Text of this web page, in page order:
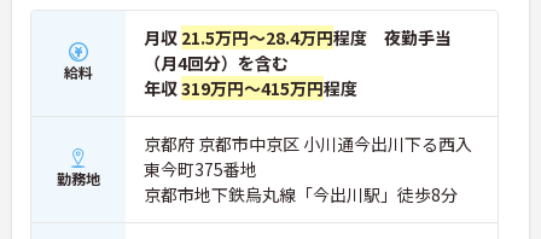
給料
月収 21.5万円～28.4万円程度 夜勤手当
（月4回分）を含む
年収319万円～415万円程度
勤務地
京都府 京都市中京区 小川通今出川下る西入
東今町375番地
京都市地下鉄烏丸線「今出川駅」徒歩8分